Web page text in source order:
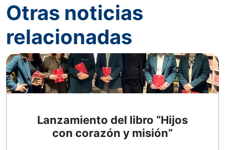
Otras noticias
relacionadas
Lanzamiento del libro “Hijos
con corazón y misión”